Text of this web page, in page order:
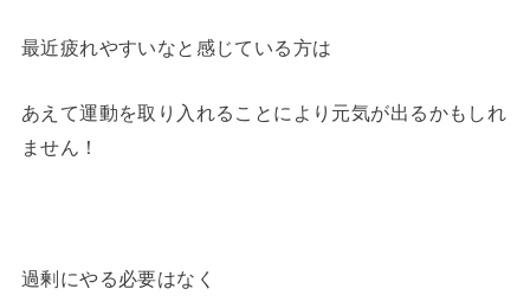
最近疲れやすいなと感じている方は
あえて運動を取り入れることにより元気が出るかもしれ
ません！
過剰にやる必要はなく